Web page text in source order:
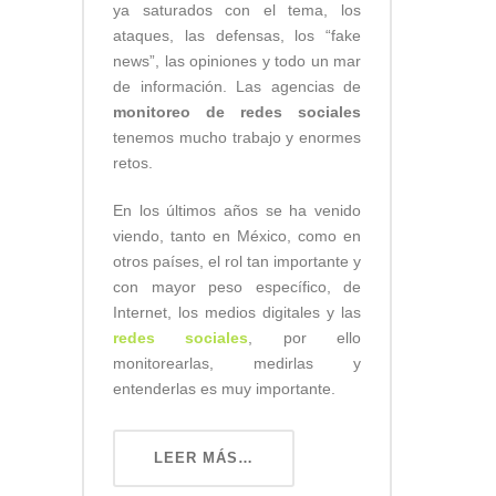
ya saturados con el tema, los
ataques, las defensas, los “fake
news”, las opiniones y todo un mar
de información. Las agencias de
monitoreo de redes sociales
tenemos mucho trabajo y enormes
retos.
En los últimos años se ha venido
viendo, tanto en México, como en
otros países, el rol tan importante y
con mayor peso específico, de
Internet, los medios digitales y las
redes sociales , por ello
monitorearlas, medirlas y
entenderlas es muy importante.
LEER MÁS…